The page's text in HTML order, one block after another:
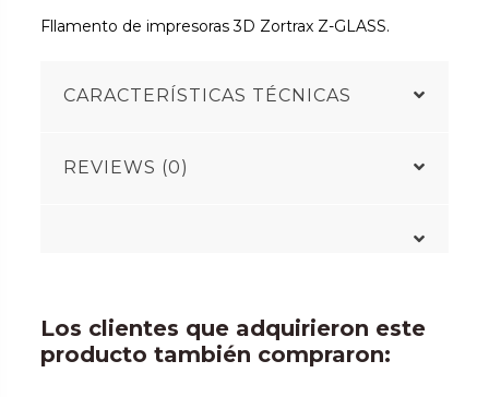
Fllamento de impresoras 3D Zortrax Z-GLASS.
CARACTERÍSTICAS TÉCNICAS
REVIEWS (0)
Los clientes que adquirieron este
producto también compraron: